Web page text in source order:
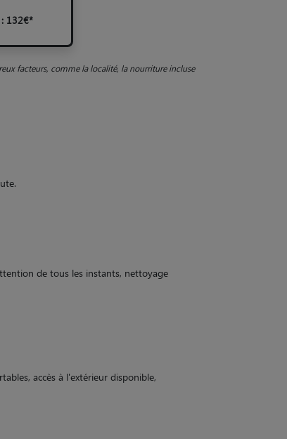
132€*
facteurs, comme la localité, la nourriture incluse
de tous les instants, nettoyage
accès à l'extérieur disponible,